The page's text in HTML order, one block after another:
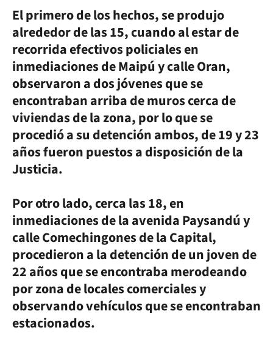
El primero de los hechos, se produjo
alrededor de las 15, cuando al estar de
recorrida efectivos policiales en
inmediaciones de Maipú y calle Oran,
observaron a dos jóvenes que se
encontraban arriba de muros cerca de
viviendas de la zona, por lo que se
procedió a su detención ambos, de 19 y 23
años fueron puestos a disposición de la
Justicia.
Por otro lado, cerca las 18, en
inmediaciones de la avenida Paysandú y
calle Comechingones de la Capital,
procedieron a la detención de un joven de
22 años que se encontraba merodeando
por zona de locales comerciales y
observando vehículos que se encontraban
estacionados.